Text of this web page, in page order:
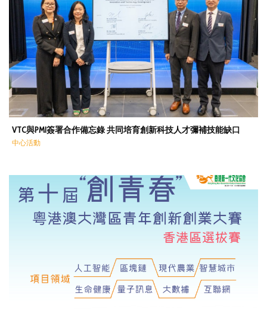
VTC與PMI簽署合作備忘錄 共同培育創新科技人才彌補技能缺口
中心活動